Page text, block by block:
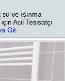
ve ısınma
Acil Tesisatçı
Git